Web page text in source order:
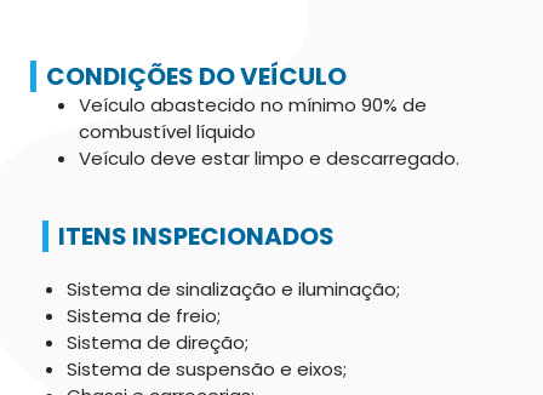
CONDIÇÕES DO VEÍCULO
Veículo abastecido no mínimo 90% de
combustível líquido
Veículo deve estar limpo e descarregado.
ITENS INSPECIONADOS
Sistema de sinalização e iluminação;
Sistema de freio;
Sistema de direção;
Sistema de suspensão e eixos;